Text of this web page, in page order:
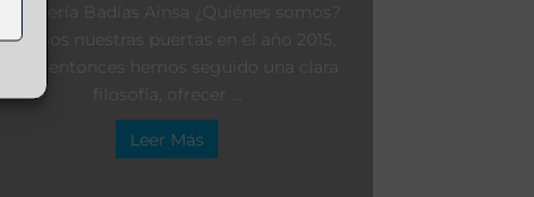
nuestras puertas en el año 2015,
Leer Más